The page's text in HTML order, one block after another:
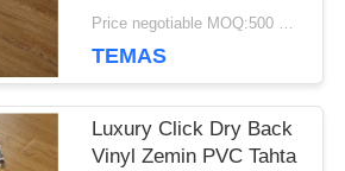
zemin korozyona karşıPrice negotiable MOQ:500 metrekare
TEMAS
Luxury Click Dry Back
Vinyl Zemin PVC Tahta